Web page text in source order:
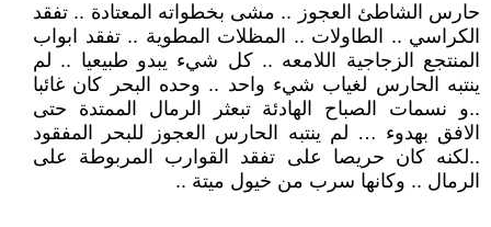
حارس الشاطئ العجوز .. مشى بخطواته المعتادة .. تفقد
الكراسي .. الطاولات .. المظلات المطوية .. تفقد ابواب
المنتجع الزجاجية اللامعه .. كل شيء يبدو طبيعيا .. لم
ينتبه الحارس لغياب شيء واحد .. وحده البحر كان غائبا
..و نسمات الصباح الهادئة تبعثر الرمال الممتدة حتى
الافق بهدوء … لم ينتبه الحارس العجوز للبحر المفقود
..لكنه كان حريصا على تفقد القوارب المربوطة على
الرمال .. وكانها سرب من خيول ميتة ..